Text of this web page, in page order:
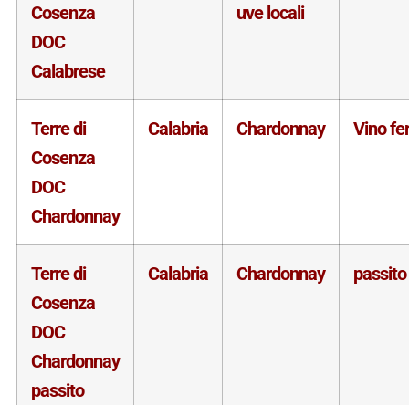
Cosenza
DOC
Calabrese
uve locali
Terre di
Cosenza
DOC
Chardonnay
Calabria Chardonnay Vino
Terre di
Cosenza
DOC
Chardonnay
passito
Calabria Chardonnay passito